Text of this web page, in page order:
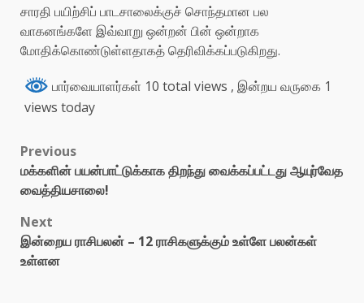
சாரதி பயிற்சிப் பாடசாலைக்குச் சொந்தமான பல
வாகனங்களே இவ்வாறு ஒன்றன் பின் ஒன்றாக
மோதிக்கொண்டுள்ளதாகத் தெரிவிக்கப்படுகிறது.
பார்வையாளர்கள் 10 total views , இன்றய வருகை 1
views today
Previous
மக்களின் பயன்பாட்டுக்காக திறந்து வைக்கப்பட்டது ஆயுர்வேத
வைத்தியசாலை!
Next
இன்றைய ராசிபலன் – 12 ராசிகளுக்கும் உள்ளே பலன்கள்
உள்ளன